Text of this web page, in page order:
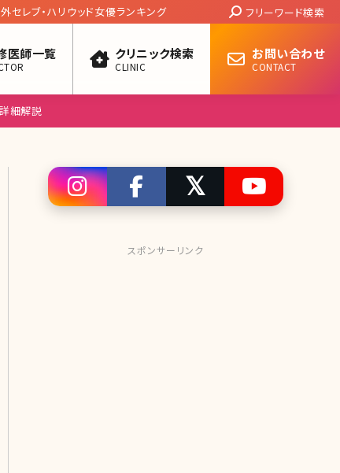
セレブ・ハリウッド女優ランキング Search:
フリーワード検索
医師一覧 クリニック検索
CLINIC
お問い合わせ
CONTACT
細解説
スポンサーリンク